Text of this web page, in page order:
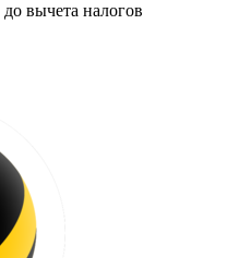
до вычета налогов